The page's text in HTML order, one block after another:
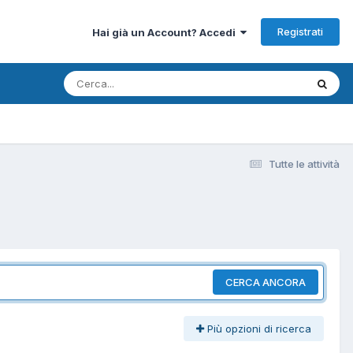
Hai già un Account? Accedi Registrati
Tutte le attività
CERCA ANCORA
Più opzioni di ricerca